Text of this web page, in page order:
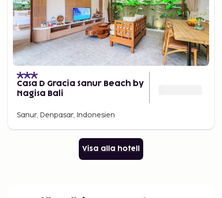
Casa D Gracia Sanur Beach by
Nagisa Bali
Sanur, Denpasar, Indonesien
Visa alla hotell